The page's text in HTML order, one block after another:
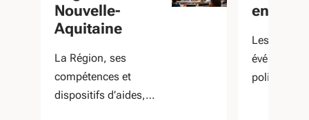
Nouvelle-
Aquitaine
La Région, ses
compétences et
dispositifs d’aides,
Les
politiques